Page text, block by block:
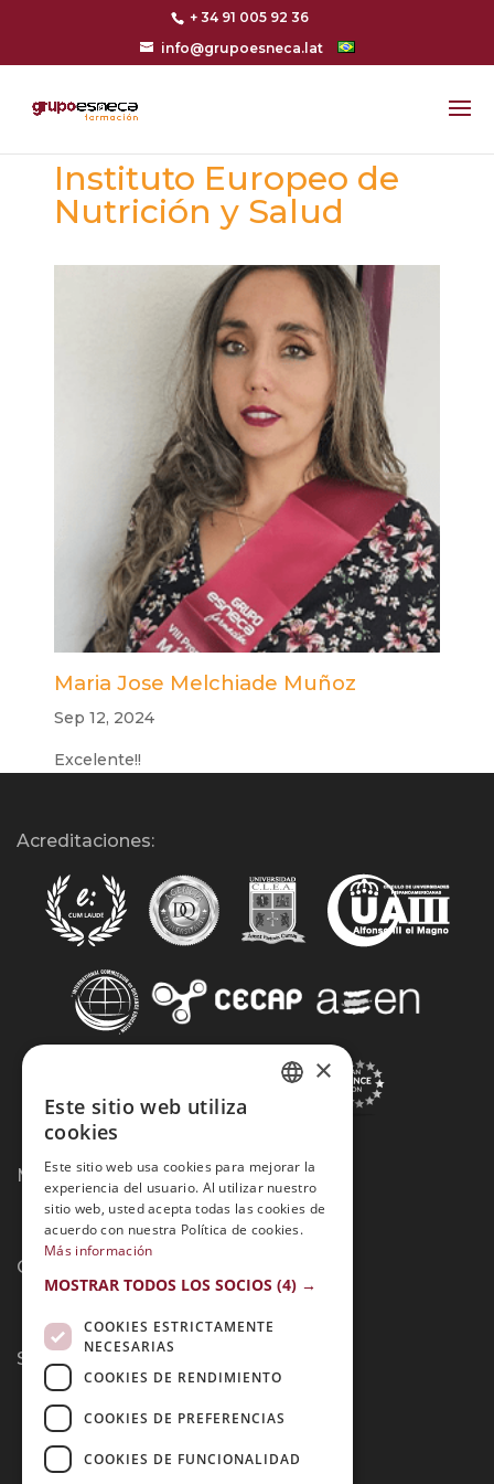
+ 34 91 005 92 36
info@grupoesneca.lat
Instituto Europeo de
Nutrición y Salud
Maria Jose Melchiade Muñoz
Sep 12, 2024
Excelente!!
Acreditaciones:
Métodos de Pago:
Contacto:
Síguenos:
×
Este sitio web utiliza
cookies
Este sitio web usa cookies para mejorar la
experiencia del usuario. Al utilizar nuestro
sitio web, usted acepta todas las cookies de
acuerdo con nuestra Política de cookies.
Más información
MOSTRAR TODOS LOS SOCIOS (4) →
COOKIES ESTRICTAMENTE
NECESARIAS
COOKIES DE RENDIMIENTO
COOKIES DE PREFERENCIAS
COOKIES DE FUNCIONALIDAD